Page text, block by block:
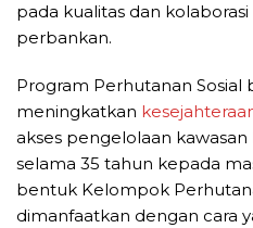
pada kualitas dan
perbankan.
Program Perhutanan
meningkatkan
akses pengelolaan
selama 35 tahun kepada
bentuk Kelompok
dimanfaatkan dengan cara